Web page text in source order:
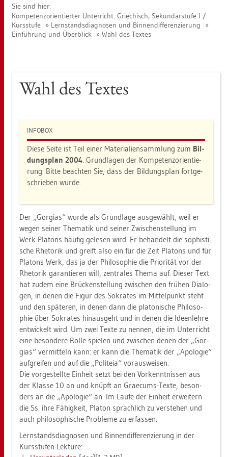
Sie sind hier:
Kom­pe­tenz­ori­en­tier­ter Un­ter­richt: Grie­chisch, Se­kun­dar­stu­fe I /
Kurs­stu­fe
Lern­stands­dia­gno­sen und Bin­nen­dif­fe­ren­zie­rung
Ein­füh­rung und Über­blick
Wahl des Tex­tes
Wahl des Tex­tes
IN­FO­BOX
Diese Seite ist Teil einer Ma­te­ria­li­en­samm­lung zum Bil­
dungs­plan 2004: Grund­la­gen der Kom­pe­tenz­ori­en­tie­
rung. Bitte be­ach­ten Sie, dass der Bil­dungs­plan fort­ge­
schrie­ben wurde.
Der „Gor­gi­as“ wurde als Grund­la­ge aus­ge­wählt, weil er
wegen sei­ner The­ma­tik und sei­ner Zwi­schen­stel­lung im
Werk Pla­tons häu­fig ge­le­sen wird. Er be­han­delt die so­phis­ti­
sche Rhe­to­rik und greift also ein für die Zeit Pla­tons und für
Pla­tons Werk, das ja der Phi­lo­so­phie die Prio­ri­tät vor der
Rhe­to­rik ga­ran­tie­ren will, zen­tra­les Thema auf. Die­ser Text
hat zudem eine Brü­cken­stel­lung zwi­schen den frü­hen Dia­lo­
gen, in denen die Figur des So­kra­tes im Mit­tel­punkt steht
und den spä­te­ren, in denen dann die pla­to­ni­sche Phi­lo­so­
phie über So­kra­tes hin­aus­geht und in denen die Ide­en­leh­re
ent­wi­ckelt wird. Um zwei Texte zu nen­nen, die im Un­ter­richt
eine be­son­de­re Rolle spie­len und zwi­schen denen der „Gor­
gi­as“ ver­mit­teln kann: er kann die The­ma­tik der „Apo­lo­gie“
auf­grei­fen und auf die „Po­li­teia“ vor­aus­wei­sen.
Die vor­ge­stell­te Ein­heit setzt bei den Vor­kennt­nis­sen aus
der Klas­se 10 an und knüpft an Gra­e­cums-Texte, be­son­
ders an die „Apo­lo­gie“ an. Im Laufe der Ein­heit er­wei­tern
die Ss. ihre Fä­hig­keit, Pla­ton sprach­lich zu ver­ste­hen und
auch phi­lo­so­phi­sche Pro­ble­me zu er­fas­sen.
Lern­stands­dia­gno­sen und Bin­nen­dif­fe­ren­zie­rung in der
Kurs­stu­fen-Lek­tü­re: